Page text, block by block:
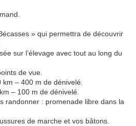
» qui permettra de découvrir
sur l’élevage avec tout au long du
de vue.
– 400 m de dénivelé.
– 100 m de dénivelé.
randonner : promenade libre dans la
de marche et vos bâtons.